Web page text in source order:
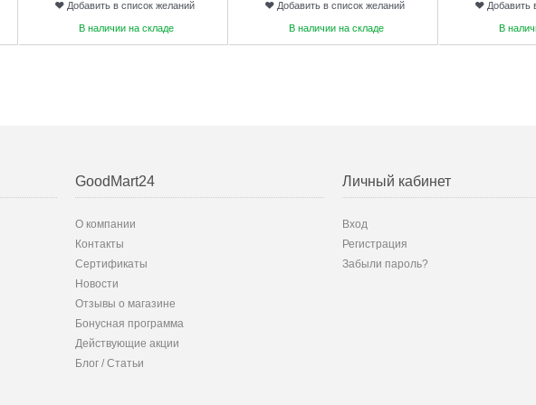
Добавить в список желаний
В наличии на складе
Добавить в список желаний
В наличии на складе
Добавить
В
GoodMart24
О компании
Контакты
Сертификаты
Новости
Отзывы о магазине
Бонусная программа
Действующие акции
Блог / Статьи
Личный кабинет
Вход
Регистрация
Забыли пароль?